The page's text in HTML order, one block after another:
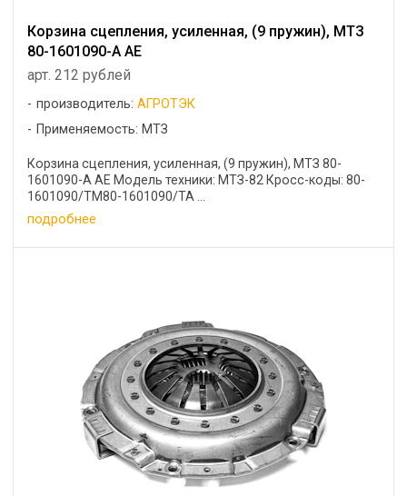
Корзина сцепления, усиленная, (9 пружин), МТЗ
80-1601090-A AE
арт. 212 рублей
производитель:АГРОТЭК
Применяемость: МТЗ
Корзина сцепления, усиленная, (9 пружин), МТЗ 80-
1601090-A AE Модель техники: МТЗ-82 Кросс-коды: 80-
1601090/ТМ80-1601090/ТА ...
подробнее